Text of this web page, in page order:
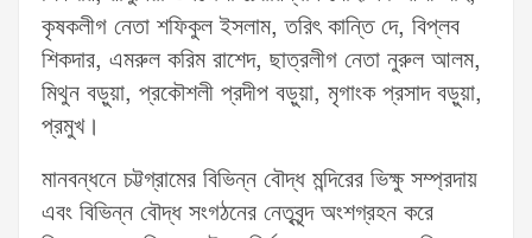
কৃষকলীগ নেতা শফিকুল ইসলাম, তরিৎ কান্তি দে, বিপ্লব
শিকদার, এমরুল করিম রাশেদ, ছাত্রলীগ নেতা নুরুল আলম,
মিথুন বড়ুয়া, প্রকৌশলী প্রদীপ বড়ুয়া, মৃগাংক প্রসাদ বড়ুয়া,
প্রমুখ।
মানবন্ধনে চট্টগ্রামের বিভিন্ন বৌদ্ধ মন্দিরের ভিক্ষু সম্প্রদায়
এবং বিভিন্ন বৌদ্ধ সংগঠনের নেতৃবৃন্দ অংশগ্রহন করে